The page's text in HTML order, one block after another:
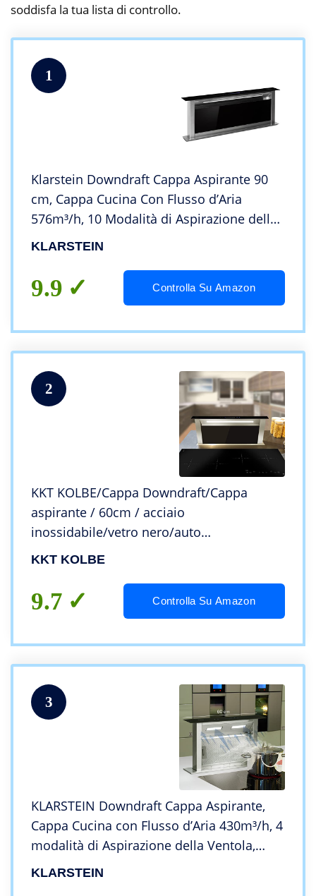
soddisfa la tua lista di controllo.
1
Klarstein Downdraft Cappa Aspirante 90
cm, Cappa Cucina Con Flusso d’Aria
576m³/h, 10 Modalità di Aspirazione della
Ventola, Cappa a Incasso con Modalità
KLARSTEIN
9.9 Controlla Su Amazon
2
KKT KOLBE/Cappa Downdraft/Cappa
aspirante / 60cm / acciaio
inossidabile/vetro nero/auto
spegnimento/Operazione di tocco /
KKT KOLBE
9.7 Controlla Su Amazon
3
KLARSTEIN Downdraft Cappa Aspirante,
Cappa Cucina con Flusso d’Aria 430m³/h, 4
modalità di Aspirazione della Ventola,
Cappa a Incasso con modalità Ricircolo
KLARSTEIN